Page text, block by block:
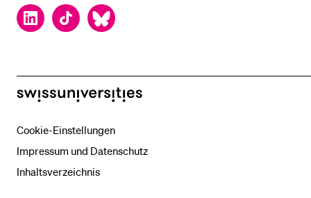
LinkedInTikTok Bluesky
swissuniversities
Cookie-Einstellungen
Impressum und Datenschutz
Inhaltsverzeichnis